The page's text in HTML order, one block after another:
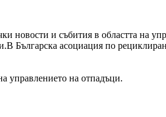
новости и събития в областта на
В Българска асоциация по
управлението на отпадъци.